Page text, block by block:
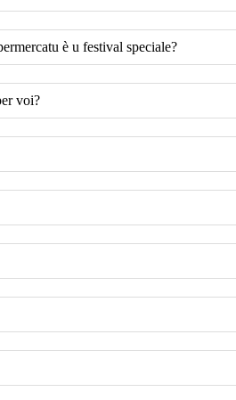
è u festival speciale?
voi?